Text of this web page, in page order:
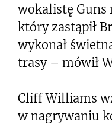
wokalistę Guns
który zastąpił
wykonał
trasy – mówił
Cliff Williams
w nagrywaniu